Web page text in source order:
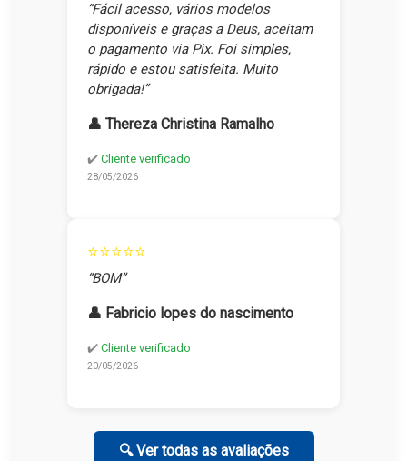
“Fácil acesso, vários modelos
disponíveis e graças a Deus, aceitam
o pagamento via Pix. Foi simples,
rápido e estou satisfeita. Muito
obrigada!”
👤 Thereza Christina Ramalho
✔️ Cliente verificado
28/05/2026
⭐⭐⭐⭐⭐
“BOM”
👤 Fabricio lopes do nascimento
✔️ Cliente verificado
20/05/2026
🔍 Ver todas as avaliações